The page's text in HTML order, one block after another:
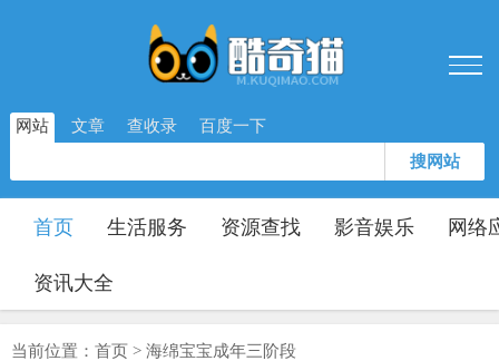
网站 文章 查收录 百度一下
搜网站
首页 生活服务 资源查找 影音娱乐 网络
资讯大全
当前位置： 首页 > 海绵宝宝成年三阶段